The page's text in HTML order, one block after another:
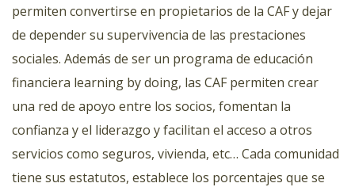
permiten convertirse en propietarios de la CAF y dejar
de depender su supervivencia de las prestaciones
sociales. Además de ser un programa de educación
financiera learning by doing, las CAF permiten crear
una red de apoyo entre los socios, fomentan la
confianza y el liderazgo y facilitan el acceso a otros
servicios como seguros, vivienda, etc… Cada comunidad
tiene sus estatutos, establece los porcentajes que se